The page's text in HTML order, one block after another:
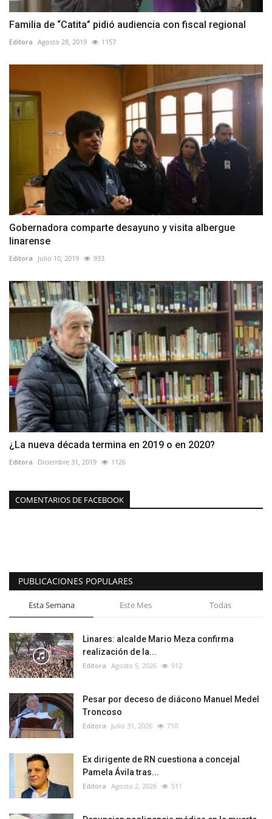
Familia de “Catita” pidió audiencia con fiscal regional
Editora Agosto 28, 2019 1157
Gobernadora comparte desayuno y visita albergue
linarense
Editora Julio 10, 2019 933
¿La nueva década termina en 2019 o en 2020?
Editora Diciembre 31, 2019 1126
COMENTARIOS DE FACEBOOK
PUBLICACIONES POPULARES
Esta Semana Este Mes Todas
Linares: alcalde Mario Meza confirma
realización de la...
Editora Agosto 5, 2026 912
Pesar por deceso de diácono Manuel Medel
Troncoso
Editora Julio 31, 2026 710
Ex dirigente de RN cuestiona a concejal
Pamela Ávila tras...
Editora Agosto 2, 2026 511